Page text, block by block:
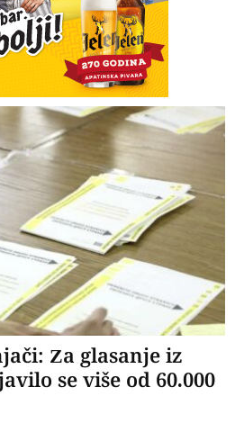
Za glasanje iz
se više od 60.000